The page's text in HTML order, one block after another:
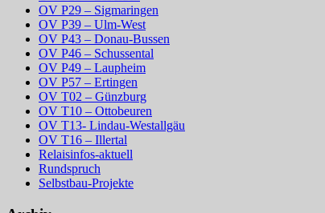
OV P29 – Sigmaringen
OV P39 – Ulm-West
OV P43 – Donau-Bussen
OV P46 – Schussental
OV P49 – Laupheim
OV P57 – Ertingen
OV T02 – Günzburg
OV T10 – Ottobeuren
OV T13- Lindau-Westallgäu
OV T16 – Illertal
Relaisinfos-aktuell
Rundspruch
Selbstbau-Projekte